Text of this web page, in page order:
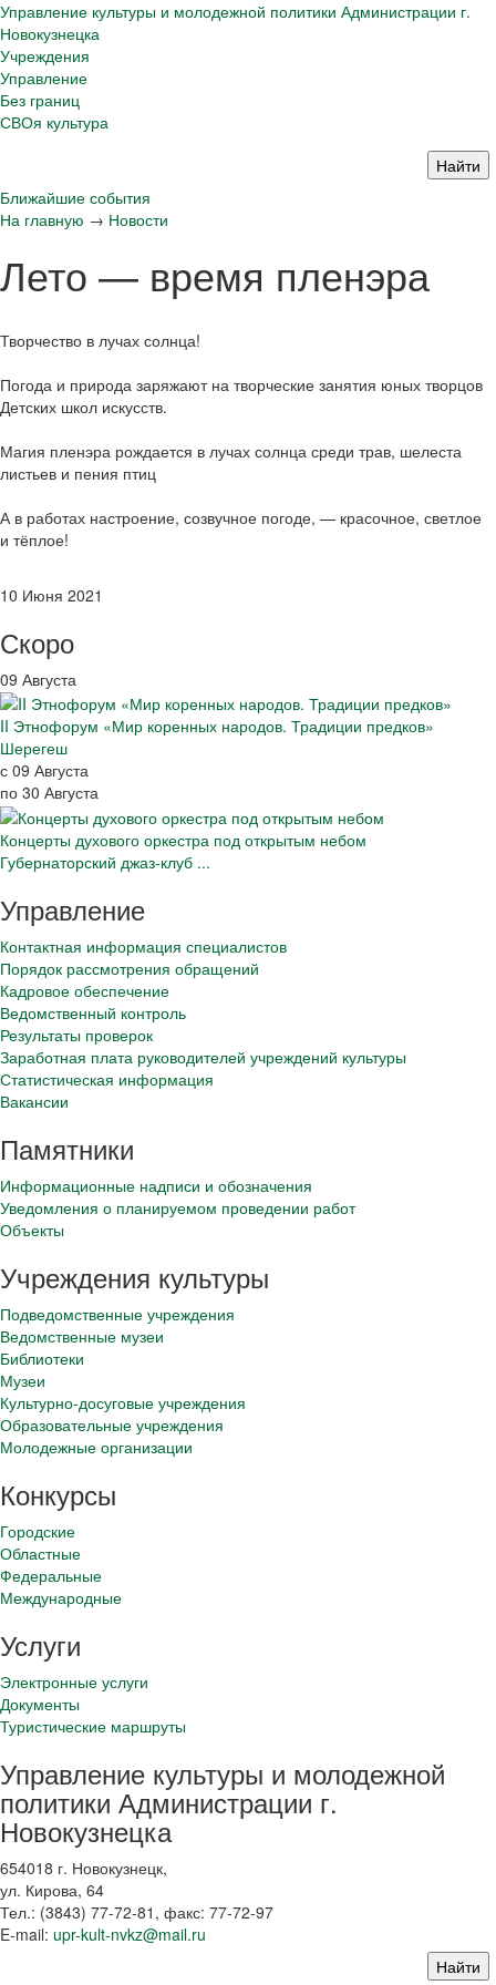
Управление культуры и молодежной политики Администрации г.
Новокузнецка
Учреждения
Управление
Без границ
СВОя культура
Ближайшие события
На главную → Новости
Лето — время пленэра
Творчество в лучах солнца!
Погода и природа заряжают на творческие занятия юных творцов
Детских школ искусств.
Магия пленэра рождается в лучах солнца среди трав, шелеста
листьев и пения птиц
А в работах настроение, созвучное погоде, — красочное, светлое
и тёплое!
10 Июня 2021
Скоро
09 Августа
II Этнофорум «Мир коренных народов. Традиции предков»
Шерегеш
с 09 Августа
по 30 Августа
Концерты духового оркестра под открытым небом
Губернаторский джаз-клуб ...
Управление
Контактная информация специалистов
Порядок рассмотрения обращений
Кадровое обеспечение
Ведомственный контроль
Результаты проверок
Заработная плата руководителей учреждений культуры
Статистическая информация
Вакансии
Памятники
Информационные надписи и обозначения
Уведомления о планируемом проведении работ
Объекты
Учреждения культуры
Подведомственные учреждения
Ведомственные музеи
Библиотеки
Музеи
Культурно-досуговые учреждения
Образовательные учреждения
Молодежные организации
Конкурсы
Городские
Областные
Федеральные
Международные
Услуги
Электронные услуги
Документы
Туристические маршруты
Управление культуры и молодежной
политики Администрации г.
Новокузнецка
654018 г. Новокузнецк,
ул. Кирова, 64
Тел.: (3843) 77-72-81 , факс: 77-72-97
E-mail: upr-kult-nvkz@mail.ru